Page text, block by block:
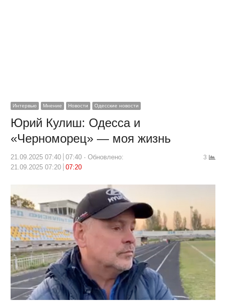
Интервью Мнение Новости Одесские новости
Юрий Кулиш: Одесса и
«Черноморец» — моя жизнь
21.09.2025 07:40 07:40
Обновлено:
21.09.2025 07:20
07:20
3